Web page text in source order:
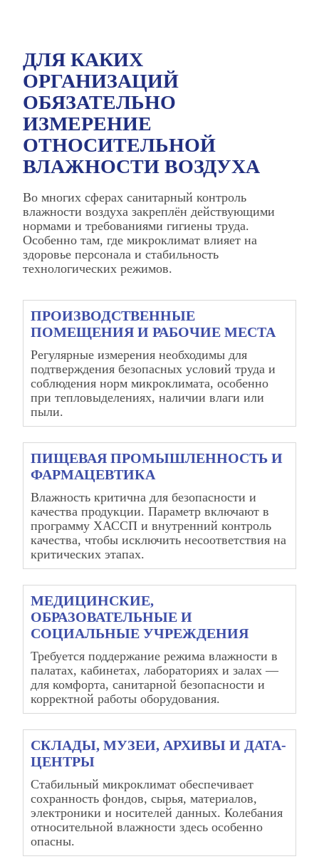
ДЛЯ КАКИХ
ОРГАНИЗАЦИЙ
ОБЯЗАТЕЛЬНО
ИЗМЕРЕНИЕ
ОТНОСИТЕЛЬНОЙ
ВЛАЖНОСТИ ВОЗДУХА
Во многих сферах санитарный контроль
влажности воздуха закреплён действующими
нормами и требованиями гигиены труда.
Особенно там, где микроклимат влияет на
здоровье персонала и стабильность
технологических режимов.
ПРОИЗВОДСТВЕННЫЕ
ПОМЕЩЕНИЯ И РАБОЧИЕ МЕСТА
Регулярные измерения необходимы для
подтверждения безопасных условий труда и
соблюдения норм микроклимата, особенно
при тепловыделениях, наличии влаги или
пыли.
ПИЩЕВАЯ ПРОМЫШЛЕННОСТЬ И
ФАРМАЦЕВТИКА
Влажность критична для безопасности и
качества продукции. Параметр включают в
программу ХАССП и внутренний контроль
качества, чтобы исключить несоответствия на
критических этапах.
МЕДИЦИНСКИЕ,
ОБРАЗОВАТЕЛЬНЫЕ И
СОЦИАЛЬНЫЕ УЧРЕЖДЕНИЯ
Требуется поддержание режима влажности в
палатах, кабинетах, лабораториях и залах —
для комфорта, санитарной безопасности и
корректной работы оборудования.
СКЛАДЫ, МУЗЕИ, АРХИВЫ И ДАТА-
ЦЕНТРЫ
Стабильный микроклимат обеспечивает
сохранность фондов, сырья, материалов,
электроники и носителей данных. Колебания
относительной влажности здесь особенно
опасны.